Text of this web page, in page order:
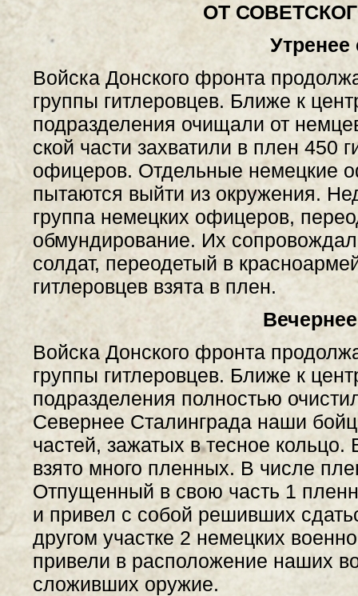
ОТ
Войска Донского фронта
группы гитлеровцев. Ближе к
подразделения очищали от
ской части захватили в плен 450
офицеров. Отдельные немецкие
пытаются выйти из окружения.
группа немецких офицеров,
обмундирование. Их
солдат, переодетый в
гитлеровцев взята в плен.
Войска Донского фронта
группы гитлеровцев. Ближе к
подразделения полностью
Севернее Сталинграда наши
частей, зажатых в тесное кольцо.
взято много пленных. В числе
Отпущенный в свою часть 1
и привел с собой решивших
другом участке 2 немецких
привели в расположение наших
сложивших оружие.